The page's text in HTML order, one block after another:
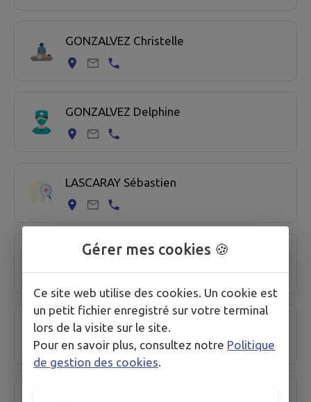
GONZALVEZ Christelle
GONZALVEZ Delphine
LASCARAY Sébastien
LAVIT Pascal
LOMBARD D'ESPEREL Manon
Gérer mes cookies 🍪
Ce site web utilise des cookies. Un cookie est
un petit fichier enregistré sur votre terminal
lors de la visite sur le site.
Pour en savoir plus, consultez notre Politique
de gestion des cookies